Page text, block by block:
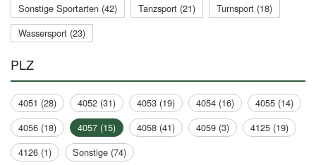
Sonstige Sportarten (42)
Tanzsport (21)
Turnsport (18)
Wassersport (23)
PLZ
4051 (28) 4052 (31) 4053 (19) 4054 (16)
4055 (14)
4056 (18)
4057 (15) 4058 (41) 4059 (3)
4125 (19)
4126 (1)
Sonstige (74)